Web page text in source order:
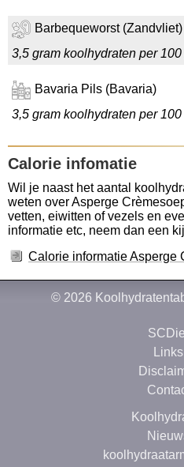
Barbequeworst (Zandvliet)
3,5 gram koolhydraten per 100
Bavaria Pils (Bavaria)
3,5 gram koolhydraten per 100
Calorie infomatie
Wil je naast het aantal
weten over Asperge
vetten, eiwitten of vezels en
informatie etc, neem dan een
Calorie informatie Asperge
© 2026
Links